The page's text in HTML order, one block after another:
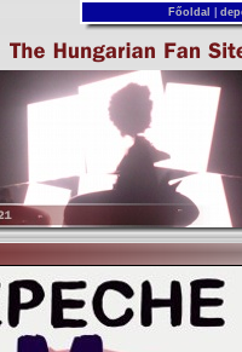
Főoldal